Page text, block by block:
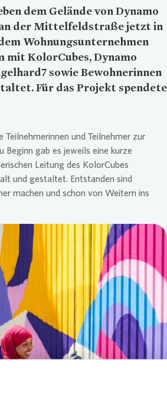
dem Gelände von Dynamo
der Mittelfeldstraße jetzt in
Wohnungsunternehmen
mit KolorCubes, Dynamo
sowie Bewohnerinnen
Für das Projekt spendete
und Teilnehmer zur
Beginn gab es jeweils eine kurze
Leitung des KolorCubes
und gestaltet. Entstanden sind
machen und schon von Weitem ins